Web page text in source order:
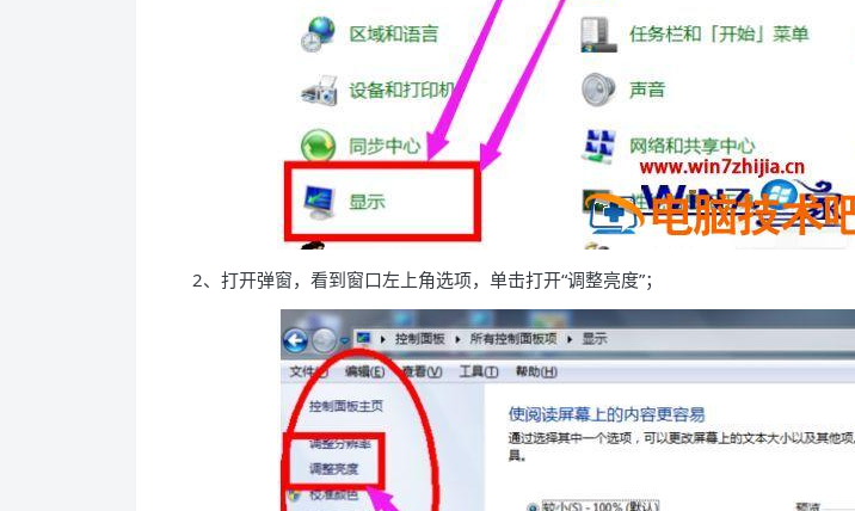
2、打开弹窗，看到窗口左上角选项，单击打开“调整亮度”；